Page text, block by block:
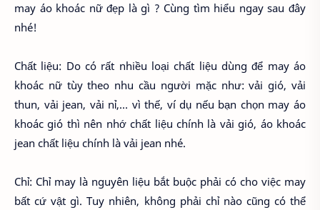
may áo khoác nữ đẹp là gì ? Cùng tìm hiểu ngay sau đây
nhé!
Chất liệu: Do có rất nhiều loại chất liệu dùng để may áo
khoác nữ tùy theo nhu cầu người mặc như: vải gió, vải
thun, vải jean, vải nỉ,… vì thế, ví dụ nếu bạn chọn may áo
khoác gió thì nên nhớ chất liệu chính là vải gió, áo khoác
jean chất liệu chính là vải jean nhé.
Chỉ: Chỉ may là nguyên liệu bắt buộc phải có cho việc may
bất cứ vật gì. Tuy nhiên, không phải chỉ nào cũng có thể